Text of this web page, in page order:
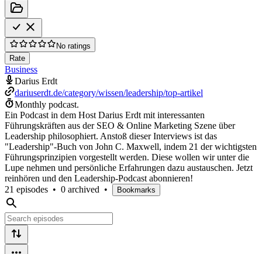
No ratings
Rate
Business
Darius Erdt
dariuserdt.de/category/wissen/leadership/top-artikel
Monthly podcast.
Ein Podcast in dem Host Darius Erdt mit interessanten
Führungskräften aus der SEO & Online Marketing Szene über
Leadership philosophiert. Anstoß dieser Interviews ist das
"Leadership"-Buch von John C. Maxwell, indem 21 der wichtigsten
Führungsprinzipien vorgestellt werden. Diese wollen wir unter die
Lupe nehmen und persönliche Erfahrungen dazu austauschen. Jetzt
reinhören und den Leadership-Podcast abonnieren!
21 episodes • 0 archived • Bookmarks